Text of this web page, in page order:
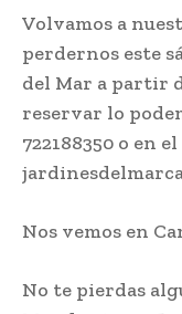
Volvamos a
perdernos este
del Mar a partir
reservar lo
722188350 o en
Nos vemos en
No te pierdas